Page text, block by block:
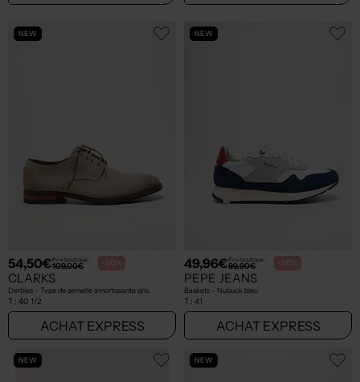
NEW
54,50€Prix boutique :
109,00€ -50%
CLARKS
Derbies - Type de semelle amortissante gris
T : 40 1/2
ACHAT EXPRESS
NEW
49,96€Prix boutique :
99,90€ -50%
PEPE JEANS
Baskets - Nubuck bleu
T : 41
ACHAT EXPRESS
NEW NEW